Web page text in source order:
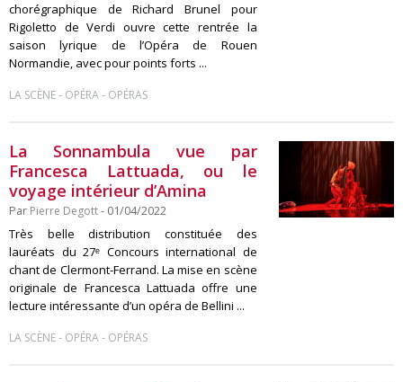
chorégraphique de Richard Brunel pour
Rigoletto de Verdi ouvre cette rentrée la
saison lyrique de l’Opéra de Rouen
Normandie, avec pour points forts ...
LA SCÈNE- OPÉRA- OPÉRAS
La Sonnambula vue par
Francesca Lattuada, ou le
voyage intérieur d’Amina
Par Pierre Degott- 01/04/2022
Très belle distribution constituée des
lauréats du 27ᵉ Concours international de
chant de Clermont-Ferrand. La mise en scène
originale de Francesca Lattuada offre une
lecture intéressante d’un opéra de Bellini ...
LA SCÈNE- OPÉRA- OPÉRAS